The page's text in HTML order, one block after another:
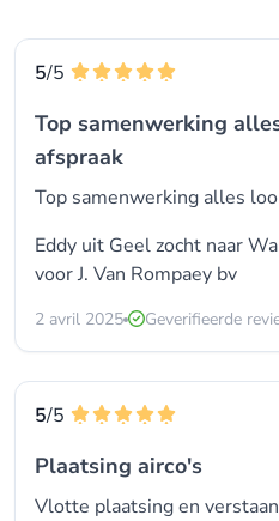
5/5
Top samenwerking
afspraak
Top samenwerking alles
Eddy uit Geel zocht naar
voorJ. Van Rompaey bv
2 avril 2025 Geverifieerde
5/5
Plaatsing airco's
Vlotte plaatsing en